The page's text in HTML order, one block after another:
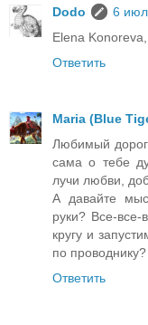
Dodo
6
Elena
Ответить
Maria (Blue
Любимый
сама о тебе
лучи любви,
А давайте
руки? Все-
кругу и
по
Ответить